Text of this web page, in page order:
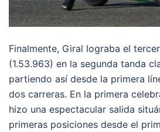
Finalmente, Giral lograba el
(1.53.963) en la segunda tanda
partiendo así desde la primera
dos carreras. En la primera
hizo una espectacular salida
primeras posiciones desde el